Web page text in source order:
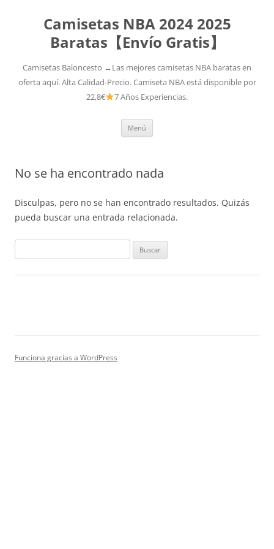
Camisetas NBA 2024 2025
Baratas【Envío Gratis】
Camisetas Baloncesto →Las mejores camisetas NBA baratas en
oferta aquí. Alta Calidad-Precio. Camiseta NBA está disponible por
22,8€
7 Años Experiencias.
Menú
No se ha encontrado nada
Disculpas, pero no se han encontrado resultados. Quizás
pueda buscar una entrada relacionada.
Funciona gracias a WordPress